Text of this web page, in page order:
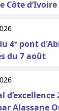
Côte d’Ivoire
4ᵉ pont
du 7 août
d’excellence
Alassane